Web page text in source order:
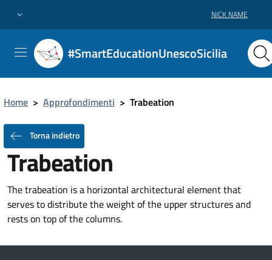
NICK NAME
#SmartEducationUnescoSicilia
Home > Approfondimenti > Trabeation
Torna indietro
Trabeation
The trabeation is a horizontal architectural element that
serves to distribute the weight of the upper structures and
rests on top of the columns.